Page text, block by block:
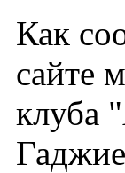
Как
сайте
клуба